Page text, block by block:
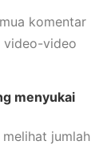
komentar
video-video
menyukai
jumlah